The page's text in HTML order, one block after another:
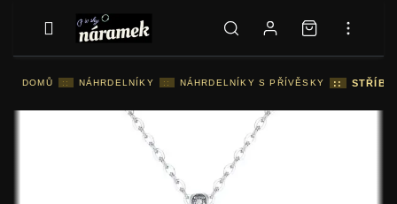
DOMŮ :: NÁHRDELNÍKY :: NÁHRDELNÍKY S PŘÍVĚSKY ::